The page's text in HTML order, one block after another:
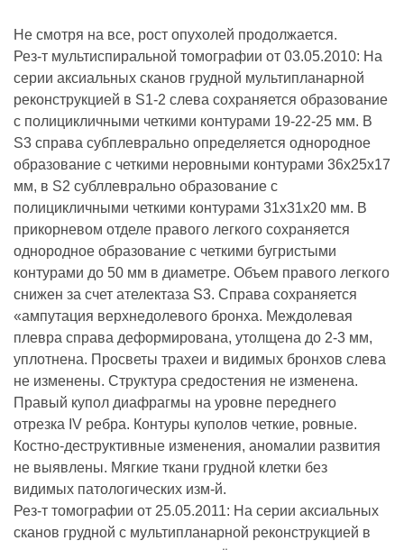
Не смотря на все, рост опухолей продолжается.
Рез-т мультиспиральной томографии от 03.05.2010: На
серии аксиальных сканов грудной мультипланарной
реконструкцией в S1-2 слева сохраняется образование
с полицикличными четкими контурами 19-22-25 мм. В
S3 справа субплеврально определяется однородное
образование с четкими неровными контурами 36х25х17
мм, в S2 субллеврально образование с
полицикличными четкими контурами 31х31х20 мм. В
прикорневом отделе правого легкого сохраняется
однородное образование с четкими бугристыми
контурами до 50 мм в диаметре. Объем правого легкого
снижен за счет ателектаза S3. Справа сохраняется
«ампутация верхнедолевого бронха. Междолевая
плевра справа деформирована, утолщена до 2-3 мм,
уплотнена. Просветы трахеи и видимых бронхов слева
не изменены. Структура средостения не изменена.
Правый купол диафрагмы на уровне переднего
отрезка IV ребра. Контуры куполов четкие, ровные.
Костно-деструктивные изменения, аномалии развития
не выявлены. Мягкие ткани грудной клетки без
видимых патологических изм-й.
Рез-т томографии от 25.05.2011: На серии аксиальных
сканов грудной с мультипланарной реконструкцией в